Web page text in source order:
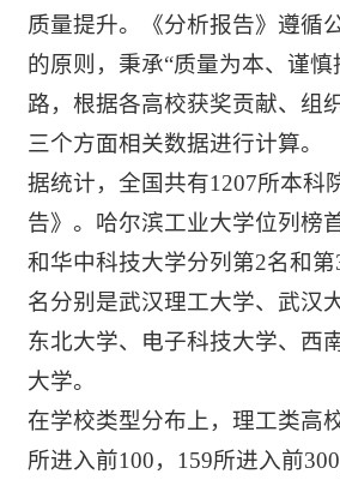
质量提升。《分析报告》遵循
的原则，秉承“质量为本、谨慎
路，根据各高校获奖贡献、组
三个方面相关数据进行计算。
据统计，全国共有1207所本科
告》。哈尔滨工业大学位列榜
和华中科技大学分列第2名和
名分别是武汉理工大学、武汉
东北大学、电子科技大学、西
大学。
在学校类型分布上，理工类高
所进入前100，159所进入前